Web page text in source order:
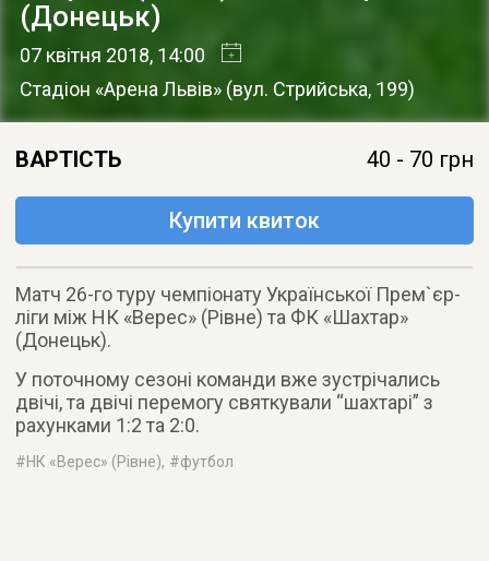
(Донецьк)
07 квітня 2018, 14:00
Стадіон «Арена Львів» (вул. Стрийська, 199)
ВАРТІСТЬ 40 - 70 грн
Купити квиток
Матч 26-го туру чемпіонату Української Прем`єр-
ліги між НК «Верес» (Рівне) та ФК «Шахтар»
(Донецьк).
У поточному сезоні команди вже зустрічались
двічі, та двічі перемогу святкували “шахтарі” з
рахунками 1:2 та 2:0.
#НК «Верес» (Рівне), #футбол